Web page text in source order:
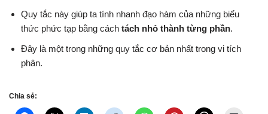
Quy tắc này giúp ta tính nhanh đạo hàm của những biểu
thức phức tạp bằng cách tách nhỏ thành từng phần.
Đây là một trong những quy tắc cơ bản nhất trong vi tích
phân.
Chia sẻ: